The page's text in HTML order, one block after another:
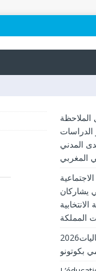
الدراسات
المدني
المغربي
يشاركان
المملكة
2026وفد مغربي يشارك بفاعلية في فعاليات
بكوتونو